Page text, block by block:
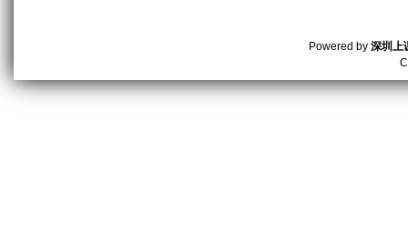
Powered by 深圳上